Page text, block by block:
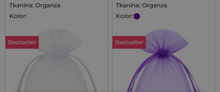
Tkanina: Organza
Kolor:
Bestseller
Tkanina: Organza
Kolor:
Bestseller